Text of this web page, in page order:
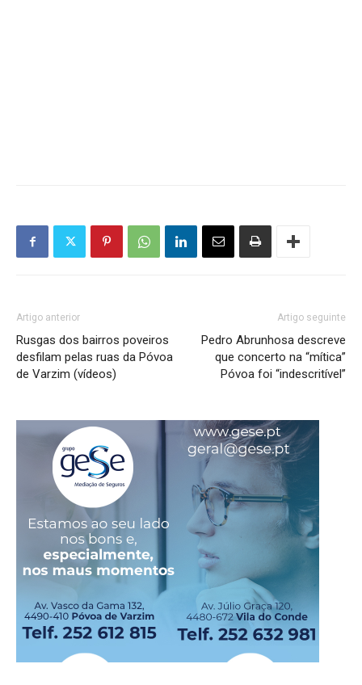
Artigo anterior
Rusgas dos bairros poveiros
desfilam pelas ruas da Póvoa
de Varzim (vídeos)
Artigo seguinte
Pedro Abrunhosa descreve
que concerto na “mítica”
Póvoa foi “indescritível”